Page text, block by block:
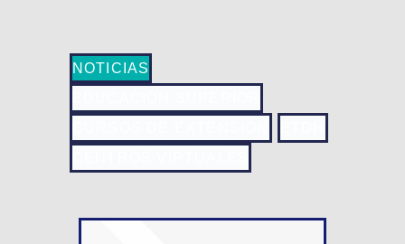
NOTICIAS